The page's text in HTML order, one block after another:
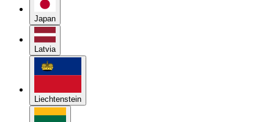
Japan
Latvia
Liechtenstein